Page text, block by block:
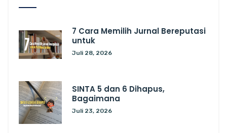
7 Cara Memilih Jurnal Bereputasi
untuk
Juli 28, 2026
SINTA 5 dan 6 Dihapus,
Bagaimana
Juli 23, 2026